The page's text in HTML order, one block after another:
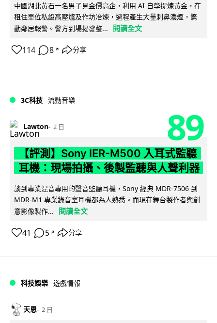
中國湖北黃石一名男子見金價高企，利用 AI 自學提煉黃金，在
租住單位私設高壓爐及作坊冶煉，過程產生大量刺鼻濃煙，驚
動鄰居報警。警方到場揭發整...
閱讀全文
114 8 ↗ 分享
3C科技 流動音樂
Lawton 2 日 89
【評測】Sony IER-M500 入耳式監聽
耳機：現場拍攝、後製監聽與人聲利器
談到專業混音專用的聲音監聽耳機，Sony 經典 MDR-7506 到
MDR-M1 專業錄音室耳機都為人熟悉。而現在舞台製作者與創
意影像製作...
閱讀全文
41 5 ↗ 分享
科技娛樂 遊戲情報
天恩 2 日